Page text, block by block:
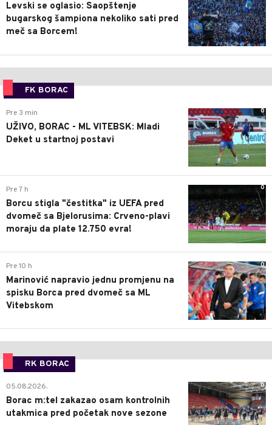
Levski se oglasio: Saopštenje
bugarskog šampiona nekoliko sati pred
meč sa Borcem!
FK BORAC
0
Pre 3 min
UŽIVO, BORAC - ML VITEBSK: Mladi
Deket u startnoj postavi
0
Pre 7 h
Borcu stigla "čestitka" iz UEFA pred
dvomeč sa Bjelorusima: Crveno-plavi
moraju da plate 12.750 evra!
0
Pre 10 h
Marinović napravio jednu promjenu na
spisku Borca pred dvomeč sa ML
Vitebskom
RK BORAC
0
05.08.2026.
Borac m:tel zakazao osam kontrolnih
utakmica pred početak nove sezone